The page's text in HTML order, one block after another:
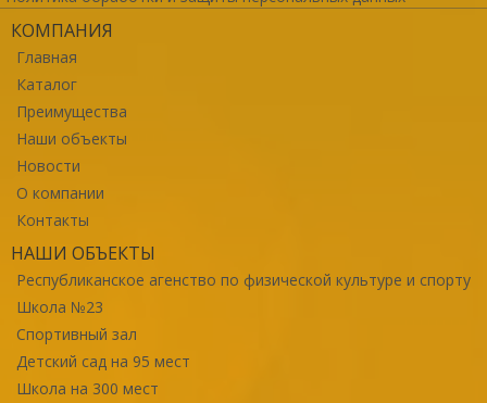
КОМПАНИЯ
Главная
Каталог
Преимущества
Наши объекты
Новости
О компании
Контакты
НАШИ ОБЪЕКТЫ
Республиканское агенство по физической культуре и спорту
Школа №23
Спортивный зал
Детский сад на 95 мест
Школа на 300 мест